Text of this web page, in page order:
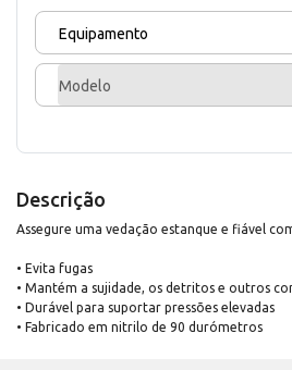
Equipamento
Modelo
Descrição
Assegure uma vedação estanque e fiável
• Evita fugas
• Mantém a sujidade, os detritos e outros
• Durável para suportar pressões elevadas
• Fabricado em nitrilo de 90 durómetros